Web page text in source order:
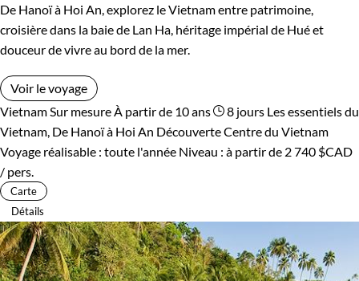
De Hanoï à Hoi An, explorez le Vietnam entre patrimoine,
croisière dans la baie de Lan Ha, héritage impérial de Hué et
douceur de vivre au bord de la mer.
Voir le voyage
Vietnam Sur mesure À partir de 10 ans 8 jours Les essentiels du
Vietnam, De Hanoï à Hoi An Découverte Centre du Vietnam
Voyage réalisable : toute l'année Niveau : à partir de 2 740 $CAD
/ pers.
Carte
Détails